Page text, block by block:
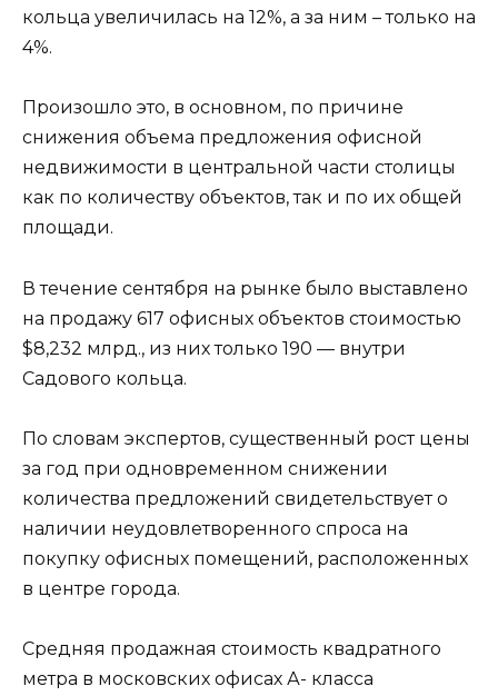
кольца увеличилась на 12%, а за ним – только на
4%.
Произошло это, в основном, по причине
снижения объема предложения офисной
недвижимости в центральной части столицы
как по количеству объектов, так и по их общей
площади.
В течение сентября на рынке было выставлено
на продажу 617 офисных объектов стоимостью
$8,232 млрд., из них только 190 — внутри
Садового кольца.
По словам экспертов, существенный рост цены
за год при одновременном снижении
количества предложений свидетельствует о
наличии неудовлетворенного спроса на
покупку офисных помещений, расположенных
в центре города.
Средняя продажная стоимость квадратного
метра в московских офисах А- класса